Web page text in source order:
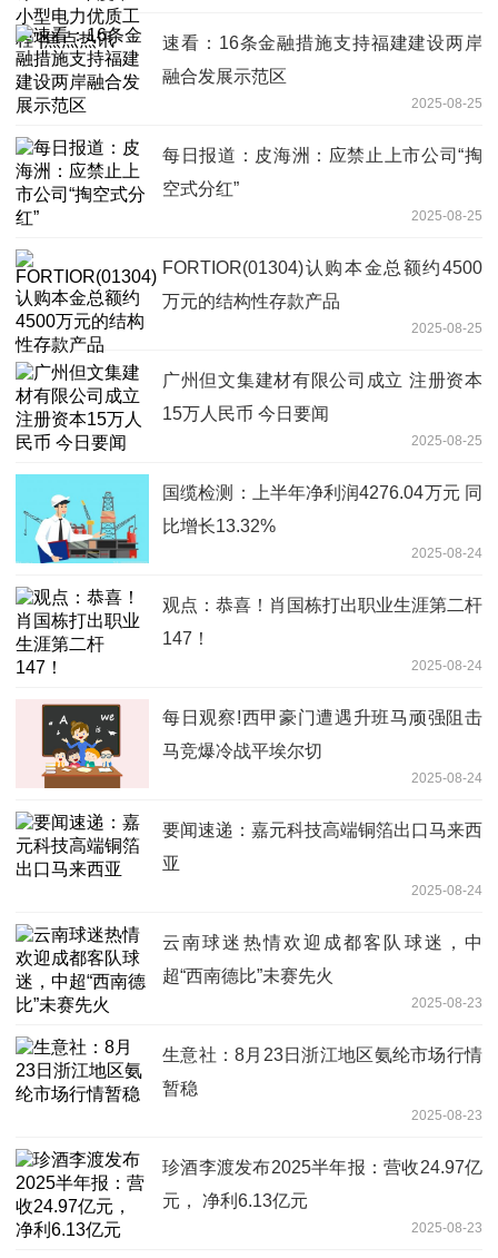
速看：16条金融措施支持福建建设两岸
融合发展示范区
2025-08-25
每日报道：皮海洲：应禁止上市公司“掏
空式分红”
2025-08-25
FORTIOR(01304)认购本金总额约4500
万元的结构性存款产品
2025-08-25
广州但文集建材有限公司成立 注册资本
15万人民币 今日要闻
2025-08-25
国缆检测：上半年净利润4276.04万元 同
比增长13.32%
2025-08-24
观点：恭喜！肖国栋打出职业生涯第二杆
147！
2025-08-24
每日观察!西甲豪门遭遇升班马顽强阻击
马竞爆冷战平埃尔切
2025-08-24
要闻速递：嘉元科技高端铜箔出口马来西
亚
2025-08-24
云南球迷热情欢迎成都客队球迷，中
超“西南德比”未赛先火
2025-08-23
生意社：8月23日浙江地区氨纶市场行情
暂稳
2025-08-23
珍酒李渡发布2025半年报：营收24.97亿
元， 净利6.13亿元
2025-08-23